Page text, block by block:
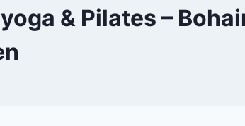
& Pilates –